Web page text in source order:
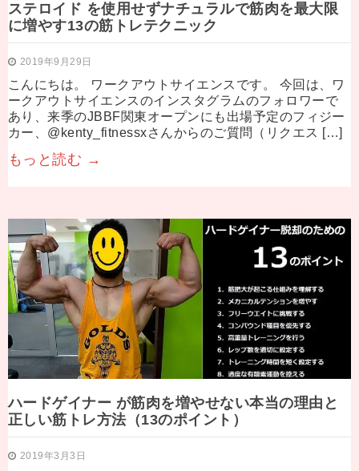
ステロイド を使用せずナチュラルで筋肉を最大限
に増やす13の筋トレテクニック
2019年9月29日
こんにちは。 ワークアウトサイエンスです。 今回は、ワ
ークアウトサイエンスのインスタグラムのフォロワーで
あり、来季のJBBF関東オープンにも出場予定のフィジー
カー、@kenty_fitnessxさんからのご質問（リクエス […]
もっと読む →
ハードゲイナー が筋肉を増やせない本当の理由と
正しい筋トレ方法（13のポイント）
2019年3月3日